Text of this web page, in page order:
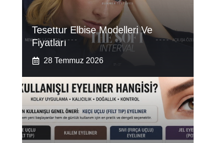
Tesettur Elbise Modelleri Ve
Fiyatları
28 Temmuz 2026